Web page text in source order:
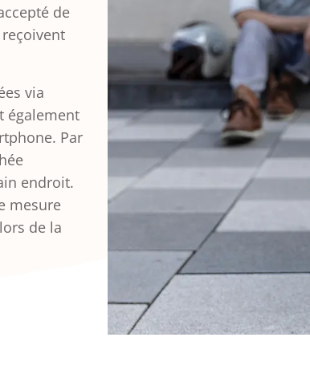
de
via
également
Par
endroit.
mesure
de la